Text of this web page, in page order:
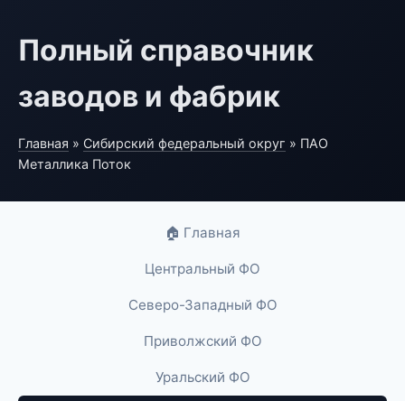
Полный справочник
заводов и фабрик
Главная » Сибирский федеральный округ » ПАО
Металлика Поток
🏠 Главная
Центральный ФО
Северо-Западный ФО
Приволжский ФО
Уральский ФО